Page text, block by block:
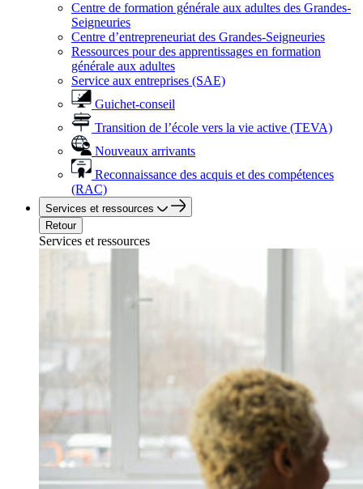
Centre de formation générale aux adultes des Grandes-
Seigneuries
Centre d’entrepreneuriat des Grandes-Seigneuries
Ressources pour des apprentissages en formation
générale aux adultes
Service aux entreprises (SAE)
Guichet-conseil
Transition de l’école vers la vie active (TEVA)
Nouveaux arrivants
Reconnaissance des acquis et des compétences
(RAC)
Services et ressources
Retour
Services et ressources